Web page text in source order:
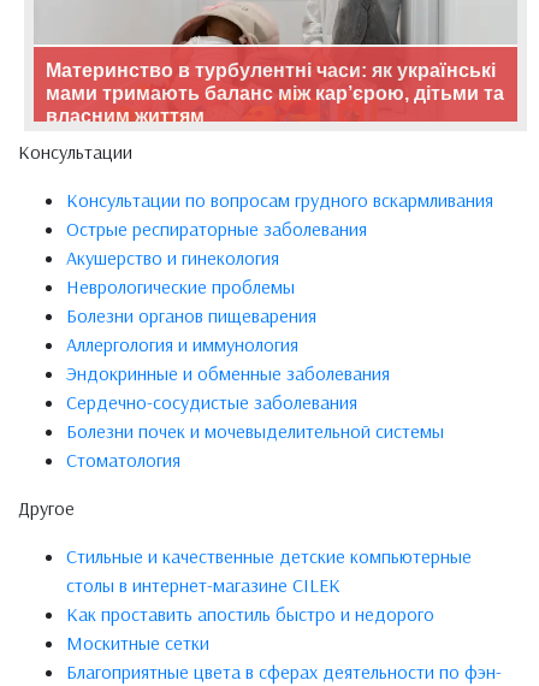
Материнство в турбулентні часи: як українські
мами тримають баланс між кар’єрою, дітьми та
власним життям
Консультации
Консультации по вопросам грудного вскармливания
Острые респираторные заболевания
Акушерство и гинекология
Неврологические проблемы
Болезни органов пищеварения
Аллергология и иммунология
Эндокринные и обменные заболевания
Сердечно-сосудистые заболевания
Болезни почек и мочевыделительной системы
Стоматология
Другое
Стильные и качественные детские компьютерные
столы в интернет-магазине CILEK
Как проставить апостиль быстро и недорого
Москитные сетки
Благоприятные цвета в сферах деятельности по фэн-